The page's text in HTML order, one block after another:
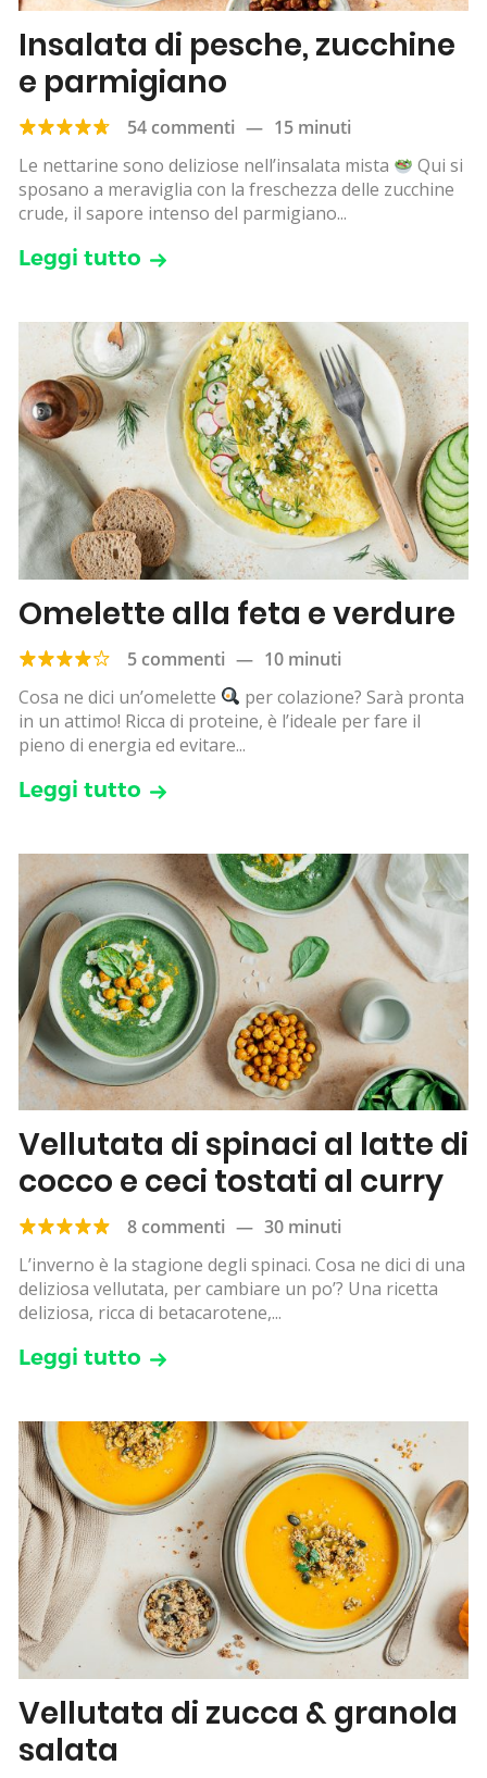
Insalata di pesche, zucchine
e parmigiano
54 commenti — 15 minuti
Le nettarine sono deliziose nell’insalata mista
Qui si
sposano a meraviglia con la freschezza delle zucchine
crude, il sapore intenso del parmigiano...
Leggi tutto
Omelette alla feta e verdure
5 commenti — 10 minuti
Cosa ne dici un’omelette
per colazione? Sarà pronta
in un attimo! Ricca di proteine, è l’ideale per fare il
pieno di energia ed evitare...
Leggi tutto
Vellutata di spinaci al latte di
cocco e ceci tostati al curry
8 commenti — 30 minuti
L’inverno è la stagione degli spinaci. Cosa ne dici di una
deliziosa vellutata, per cambiare un po’? Una ricetta
deliziosa, ricca di betacarotene,...
Leggi tutto
Vellutata di zucca & granola
salata